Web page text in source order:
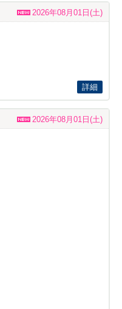
2026年08月01日(土)
詳細
2026年08月01日(土)